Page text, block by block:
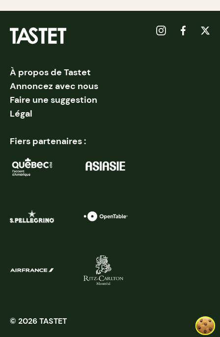
À propos de Tastet
Annoncez avec nous
Faire une suggestion
Légal
Fiers partenaires :
© 2026 TASTET